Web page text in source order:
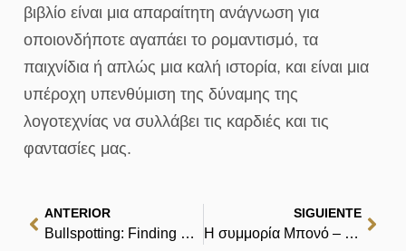
βιβλίο είναι μια απαραίτητη ανάγνωση για
οποιονδήποτε αγαπάει το ρομαντισμό, τα
παιχνίδια ή απλώς μια καλή ιστορία, και είναι μια
υπέροχη υπενθύμιση της δύναμης της
λογοτεχνίας να συλλάβει τις καρδιές και τις
φαντασίες μας.
ANTERIOR
Bullspotting: Finding Facts in the Age of Misinformation : PDF Book
SIGUIENTE
Η συμμορία Μπονό – Βρες, Κατέβασε, Μοιράσου